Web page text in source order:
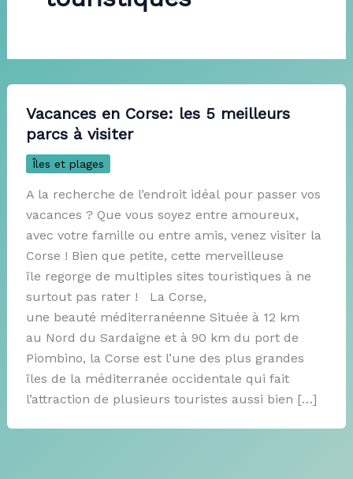
Vacances en Corse: les 5 meilleurs
parcs à visiter
Îles et plages
A la recherche de l’endroit idéal pour passer vos
vacances ? Que vous soyez entre amoureux,
avec votre famille ou entre amis, venez visiter la
Corse ! Bien que petite, cette merveilleuse
île regorge de multiples sites touristiques à ne
surtout pas rater ! La Corse,
une beauté méditerranéenne Située à 12 km
au Nord du Sardaigne et à 90 km du port de
Piombino, la Corse est l’une des plus grandes
îles de la méditerranée occidentale qui fait
l’attraction de plusieurs touristes aussi bien […]